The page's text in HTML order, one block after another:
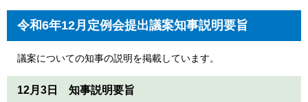
令和6年12月定例会提出議案知事説明要旨
議案についての知事の説明を掲載しています。
12月3日 知事説明要旨